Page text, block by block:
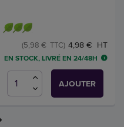
4,98 € HT
(5,98 € TTC)
EN STOCK, LIVRÉ EN 24/48H
AJOUTER